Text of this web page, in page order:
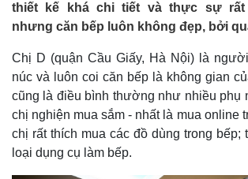
thiết kế khá chi tiết và thực sự rất
nhưng căn bếp luôn không đẹp, bởi
Chị D (quận Cầu Giấy, Hà Nội) là
núc và luôn coi căn bếp là không gian
cũng là điều bình thường như nhiều phụ
chị nghiện mua sắm - nhất là mua online
chị rất thích mua các đồ dùng trong
loại dụng cụ làm bếp.